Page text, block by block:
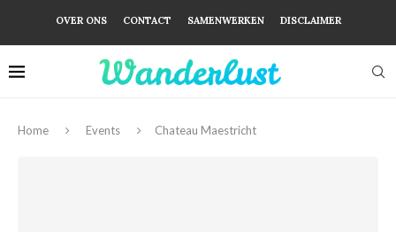
OVER ONS CONTACT SAMENWERKEN DISCLAIMER
Home Events Chateau Maestricht